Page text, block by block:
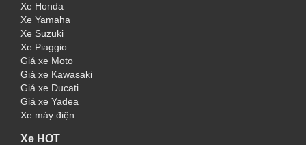
Xe Honda
Xe Yamaha
Xe Suzuki
Xe Piaggio
Giá xe Moto
Giá xe Kawasaki
Giá xe Ducati
Giá xe Yadea
Xe máy điện
Xe HOT